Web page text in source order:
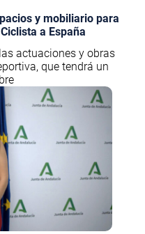
y mobiliario para
a España
actuaciones y obras
que tendrá un